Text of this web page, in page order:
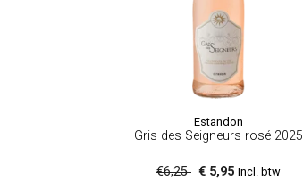
Estandon
Gris des Seigneurs rosé 2025
€6,25 € 5,95 Incl. btw